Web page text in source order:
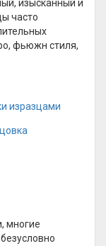
изысканный и
часто
фьюжн стиля,
изразцами
многие